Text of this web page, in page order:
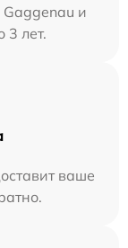
и
3 лет.
ваше